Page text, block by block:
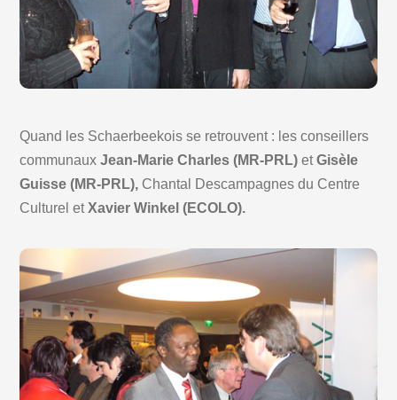
Quand les Schaerbeekois se retrouvent : les conseillers
communauxJean-Marie Charles (MR-PRL) etGisèle
Guisse (MR-PRL), Chantal Descampagnes du Centre
Culturel etXavier Winkel (ECOLO).